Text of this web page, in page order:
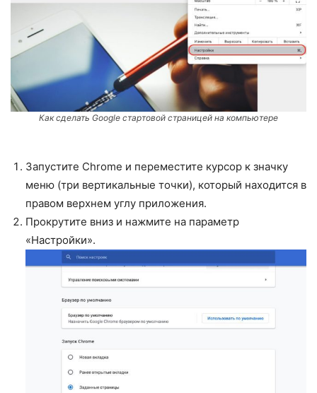
Как сделать Google стартовой страницей на компьютере
Запустите Chrome и переместите курсор к значку
меню (три вертикальные точки), который находится в
правом верхнем углу приложения.
Прокрутите вниз и нажмите на параметр
«Настройки».